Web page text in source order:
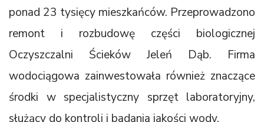
ponad 23 tysięcy mieszkańców. Przeprowadzono
remont i rozbudowę części biologicznej
Oczyszczalni Ścieków Jeleń Dąb. Firma
wodociągowa zainwestowała również znaczące
środki w specjalistyczny sprzęt laboratoryjny,
służący do kontroli i badania jakości wody.